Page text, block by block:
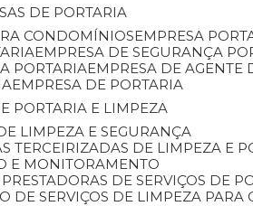
DE PORTARIA
CONDOMÍNIOS
EMPRESA
EMPRESA DE SEGURANÇA
PORTARIA EMPRESA DE AGENTE
EMPRESA DE PORTARIA
PORTARIA E LIMPEZA
LIMPEZA E SEGURANÇA
TERCEIRIZADAS DE LIMPEZA E
E MONITORAMENTO
PRESTADORAS DE SERVIÇOS DE
DE SERVIÇOS DE LIMPEZA